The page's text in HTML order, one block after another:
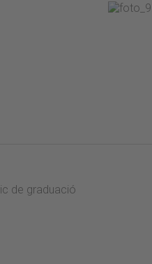
de graduació